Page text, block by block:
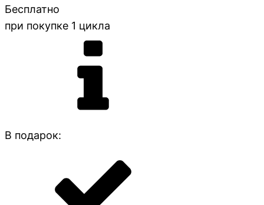
Бесплатно
при покупке 1 цикла
В подарок: